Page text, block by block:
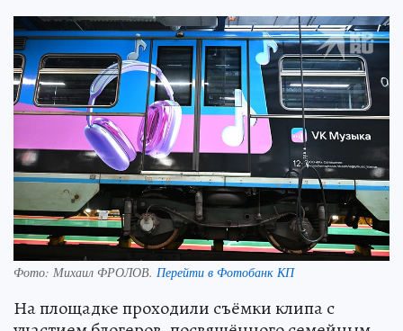
Фото: Михаил ФРОЛОВ. Перейти в Фотобанк КП
На площадке проходили съёмки клипа с